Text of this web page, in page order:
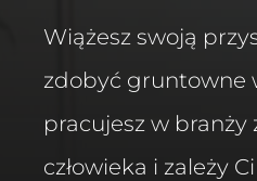
Wiążesz swoją
zdobyć gruntowne
pracujesz w
człowieka i zależy